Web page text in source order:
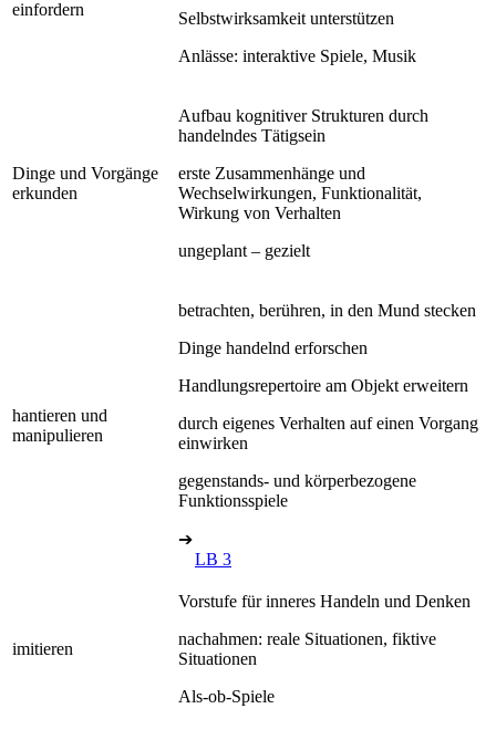
einfordern
Selbstwirksamkeit unterstützen
Anlässe: interaktive Spiele, Musik
Dinge und Vorgänge
erkunden
Aufbau kognitiver Strukturen durch
handelndes Tätigsein
erste Zusammenhänge und
Wechselwirkungen, Funktionalität,
Wirkung von Verhalten
ungeplant – gezielt
hantieren und
manipulieren
betrachten, berühren, in den Mund stecken
Dinge handelnd erforschen
Handlungsrepertoire am Objekt erweitern
durch eigenes Verhalten auf einen Vorgang
einwirken
gegenstands- und körperbezogene
Funktionsspiele
➔
LB 3
imitieren
Vorstufe für inneres Handeln und Denken
nachahmen: reale Situationen, fiktive
Situationen
Als-ob-Spiele